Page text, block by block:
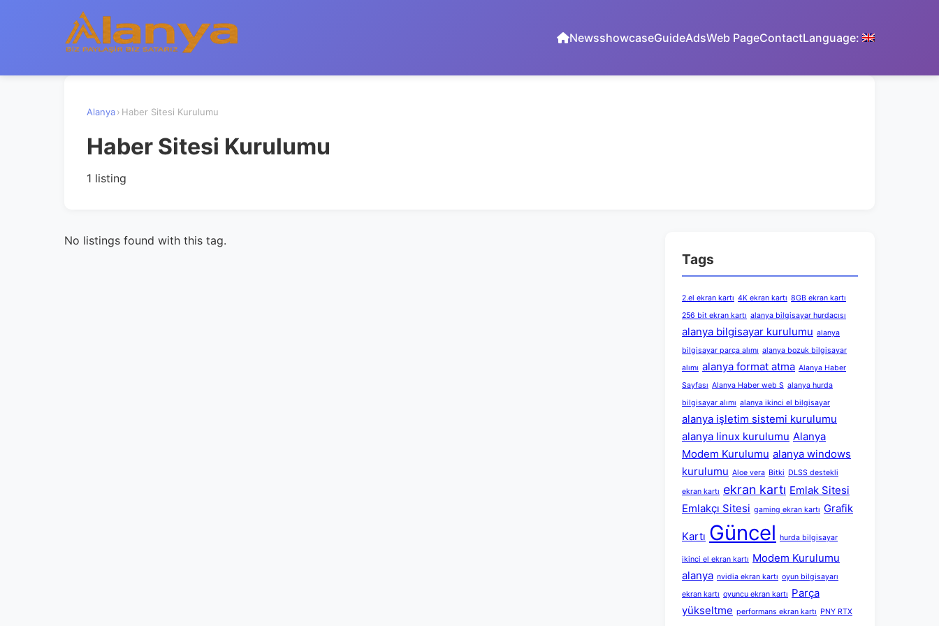
NewsshowcaseGuideAdsWeb PageContactLanguage:
Alanya› Haber Sitesi Kurulumu
Haber Sitesi Kurulumu
1 listing
No listings found with this tag.
Tags
2.el ekran kartı 4K ekran kartı 8GB ekran kartı
256 bit ekran kartı alanya bilgisayar hurdacısı
alanya bilgisayar kurulumu alanya
bilgisayar parça alımı alanya bozuk bilgisayar
alımı alanya format atma Alanya Haber
Sayfası Alanya Haber web S alanya hurda
bilgisayar alımı alanya ikinci el bilgisayar
alanya işletim sistemi kurulumu
alanya linux kurulumu Alanya
Modem Kurulumu alanya windows
kurulumu Aloe vera Bitki DLSS destekli
ekran kartı ekran kartı Emlak Sitesi
Emlakçı Sitesi gaming ekran kartı Grafik
Kartı Güncel hurda bilgisayar
ikinci el ekran kartı Modem Kurulumu
alanya nvidia ekran kartı oyun bilgisayarı
ekran kartı oyuncu ekran kartı Parça
yükseltme performans ekran kartı PNY RTX